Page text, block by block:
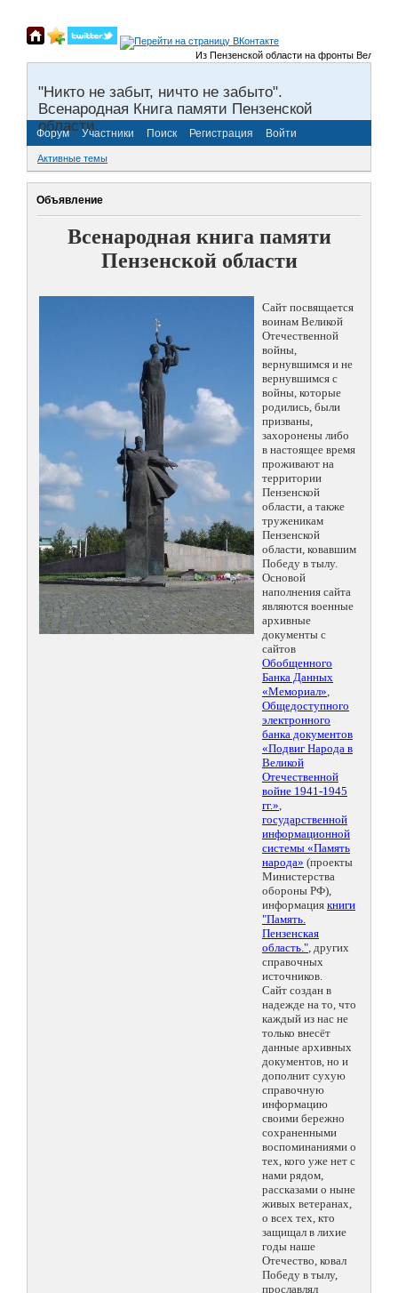
Из Пензенской области на фронты Великой
"Никто не забыт, ничто не забыто".
Всенародная Книга памяти Пензенской
области.
Форум Участники Поиск Регистрация Войти
Активные темы
Объявление
Всенародная книга памяти
Пензенской области
Сайт посвящается
воинам Великой
Отечественной
войны,
вернувшимся и не
вернувшимся с
войны, которые
родились, были
призваны,
захоронены либо
в настоящее время
проживают на
территории
Пензенской
области, а также
труженикам
Пензенской
области, ковавшим
Победу в тылу.
Основой
наполнения сайта
являются военные
архивные
документы с
сайтов
Обобщенного
Банка Данных
«Мемориал»,
Общедоступного
электронного
банка документов
«Подвиг Народа в
Великой
Отечественной
войне 1941-1945
гг.»,
государственной
информационной
системы «Память
народа» (проекты
Министерства
обороны РФ),
информация книги
"Память.
Пензенская
область.", других
справочных
источников.
Сайт создан в
надежде на то, что
каждый из нас не
только внесёт
данные архивных
документов, но и
дополнит сухую
справочную
информацию
своими бережно
сохраненными
воспоминаниями о
тех, кого уже нет с
нами рядом,
рассказами о ныне
живых ветеранах,
о всех тех, кто
защищал в лихие
годы наше
Отечество, ковал
Победу в тылу,
прославлял